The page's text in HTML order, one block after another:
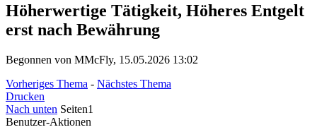
Höherwertige Tätigkeit, Höheres Entgelt
erst nach Bewährung
Begonnen von MMcFly, 15.05.2026 13:02
Vorheriges Thema - Nächstes Thema
Drucken
Nach unten Seiten1
Benutzer-Aktionen